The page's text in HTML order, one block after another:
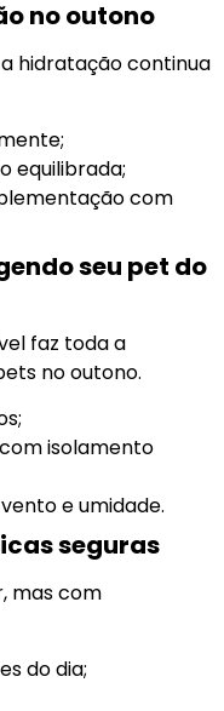
no outono
hidratação continua
equilibrada;
com
seu pet do
faz toda a
no outono.
isolamento
e umidade.
seguras
mas com
do dia;